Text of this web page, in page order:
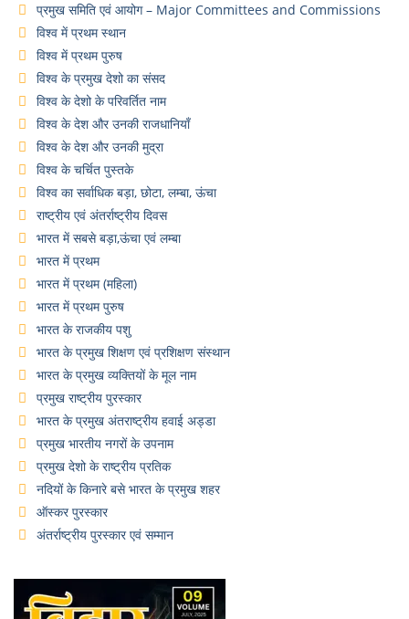
प्रमुख समिति एवं आयोग – Major Committees and Commissions
विश्व में प्रथम स्थान
विश्व में प्रथम पुरुष
विश्व के प्रमुख देशो का संसद
विश्व के देशो के परिवर्तित नाम
विश्व के देश और उनकी राजधानियाँ
विश्व के देश और उनकी मुद्रा
विश्व के चर्चित पुस्तके
विश्व का सर्वाधिक बड़ा, छोटा, लम्बा, ऊंचा
राष्ट्रीय एवं अंतर्राष्ट्रीय दिवस
भारत में सबसे बड़ा,ऊंचा एवं लम्बा
भारत में प्रथम
भारत में प्रथम (महिला)
भारत में प्रथम पुरुष
भारत के राजकीय पशु
भारत के प्रमुख शिक्षण एवं प्रशिक्षण संस्थान
भारत के प्रमुख व्यक्तियों के मूल नाम
प्रमुख राष्ट्रीय पुरस्कार
भारत के प्रमुख अंतराष्ट्रीय हवाई अड्डा
प्रमुख भारतीय नगरों के उपनाम
प्रमुख देशो के राष्ट्रीय प्रतिक
नदियों के किनारे बसे भारत के प्रमुख शहर
ऑस्कर पुरस्कार
अंतर्राष्ट्रीय पुरस्कार एवं सम्मान